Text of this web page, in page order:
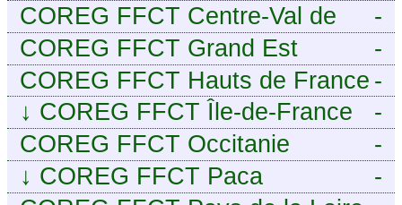
-
COREG FFCT Centre-Val de
Loire
-
COREG FFCT Grand Est
-
COREG FFCT Hauts de France
-
↓ COREG FFCT Île-de-France
-
COREG FFCT Occitanie
-
↓ COREG FFCT Paca